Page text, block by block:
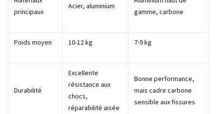
principaux
Acier, aluminium
gamme, carbone
Poids moyen 10-12 kg 7-9 kg
Durabilité
Excellente
résistance aux
chocs,
réparabilité aisée
Bonne performance,
mais cadre carbone
sensible aux fissures